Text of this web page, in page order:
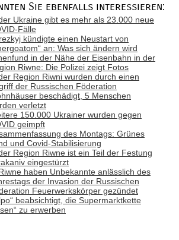
Sie ebenfalls interessieren:
Ukraine gibt es mehr als 23.000 neue
Fälle
kündigte einen Neustart von
an: Was sich ändern wird
in der Nähe der Eisenbahn in der
Riwne: Die Polizei zeigt Fotos
Region Riwni wurden durch einen
der Russischen Föderation
beschädigt, 5 Menschen
verletzt
150.000 Ukrainer wurden gegen
geimpft
des Montags: Grünes
und Covid-Stabilisierung
Region Riwne ist ein Teil der Festung
eingestürzt
haben Unbekannte anlässlich des
der Invasion der Russischen
Feuerwerkskörper gezündet
beabsichtigt, die Supermarktkette
zu erwerben